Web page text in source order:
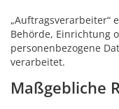
„Auftragsverarbeiter“
Behörde, Einrichtung
personenbezogene
verarbeitet.
Maßgebliche